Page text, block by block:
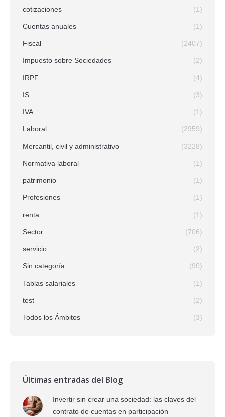
cotizaciones (1)
Cuentas anuales (1)
Fiscal (2407)
Impuesto sobre Sociedades (2)
IRPF (4)
IS (3)
IVA (1)
Laboral (2959)
Mercantil, civil y administrativo (3228)
Normativa laboral (1)
patrimonio (1)
Profesiones (1)
renta (1)
Sector (706)
servicio (2)
Sin categoría (90)
Tablas salariales (1)
test (2)
Todos los Ámbitos (3)
Últimas entradas del Blog
Invertir sin crear una sociedad: las claves del
contrato de cuentas en participación